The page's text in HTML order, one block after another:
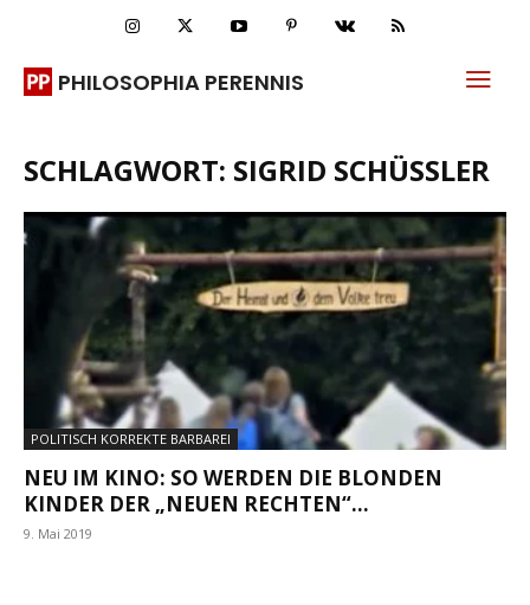
PHILOSOPHIA PERENNIS
SCHLAGWORT: SIGRID SCHÜSSLER
POLITISCH KORREKTE BARBAREI
NEU IM KINO: SO WERDEN DIE BLONDEN
KINDER DER „NEUEN RECHTEN“...
9. Mai 2019